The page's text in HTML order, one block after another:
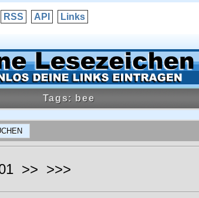
RSS API Links
Tags: bee
>> >>>